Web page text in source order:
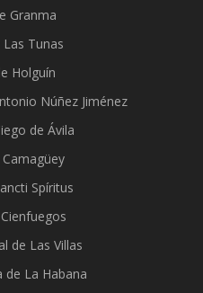
Granma
Tunas
Holguín
Núñez Jiménez
de Ávila
Spíritus
de Las Villas
de La Habana